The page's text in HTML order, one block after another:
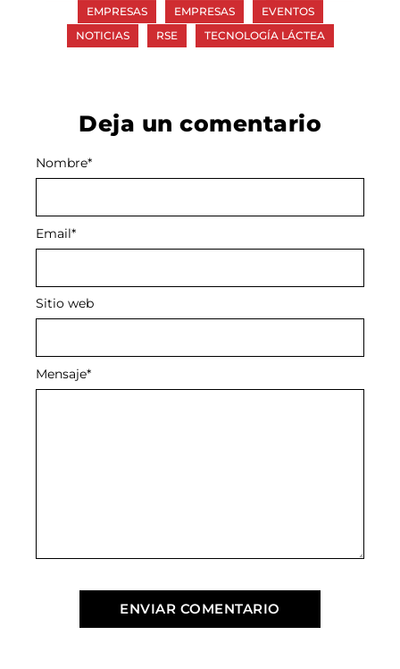
EMPRESAS
EMPRESAS
EVENTOS
NOTICIAS
RSE TECNOLOGÍA LÁCTEA
Deja un comentario
Mensaje*
Nombre*
Email*
Sitio web
Alternative: